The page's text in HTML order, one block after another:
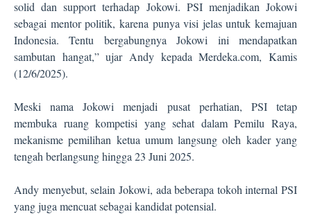
solid dan support terhadap Jokowi. PSI menjadikan Jokowi
sebagai mentor politik, karena punya visi jelas untuk kemajuan
Indonesia. Tentu bergabungnya Jokowi ini mendapatkan
sambutan hangat,” ujar Andy kepada Merdeka.com, Kamis
(12/6/2025).
Meski nama Jokowi menjadi pusat perhatian, PSI tetap
membuka ruang kompetisi yang sehat dalam Pemilu Raya,
mekanisme pemilihan ketua umum langsung oleh kader yang
tengah berlangsung hingga 23 Juni 2025.
Andy menyebut, selain Jokowi, ada beberapa tokoh internal PSI
yang juga mencuat sebagai kandidat potensial.